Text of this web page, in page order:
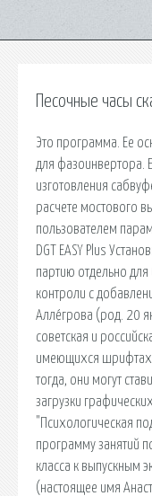
Песочные часы
Это программа. Ее
для фазоинвертора.
изготовления
расчете мостового
пользователем
DGT EASY Plus
партию отдельно
контроли с
Аллéгрова (род. 20
советская и
имеющихся шрифтах
тогда, они могут
загрузки
"Психологическая
программу занятий
класса к выпускным
(настоящее имя